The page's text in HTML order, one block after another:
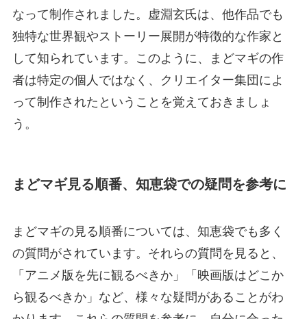
なって制作されました。虚淵玄氏は、他作品でも
独特な世界観やストーリー展開が特徴的な作家と
して知られています。このように、まどマギの作
者は特定の個人ではなく、クリエイター集団によ
って制作されたということを覚えておきましょ
う。
まどマギ見る順番、知恵袋での疑問を参考に
まどマギの見る順番については、知恵袋でも多く
の質問がされています。それらの質問を見ると、
「アニメ版を先に観るべきか」「映画版はどこか
ら観るべきか」など、様々な疑問があることがわ